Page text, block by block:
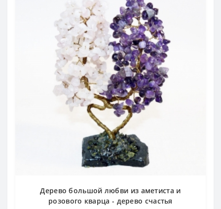
Дерево большой любви из аметиста и
розового кварца - дерево счастья